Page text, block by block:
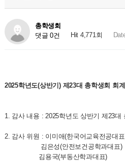
총학생회
댓글 0건
Hit 4,771회
2025학년도(상반기) 제23대 총학생회 회
1. 감사 내용 : 2025학년도 상반기 제23대
2. 감사 위원 : 이미애(한국어교육전공대
김은성(안전보건공학과대표)
김용국(부동산학과대표)